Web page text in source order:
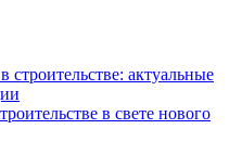
актуальные
в свете нового